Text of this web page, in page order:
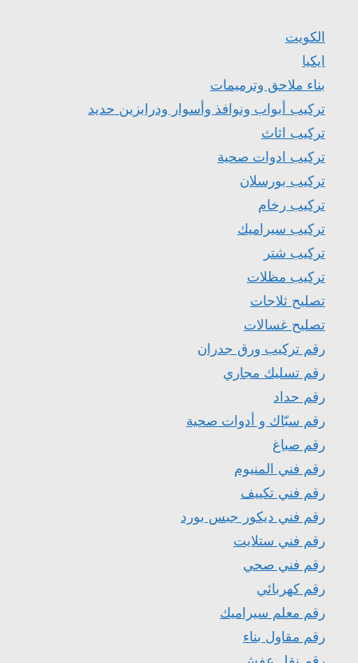
الكويت
ايكيا
بناء ملاحق وترميمات
تركيب أبواب ونوافذ وأسوار ودرابزين حديد
تركيب اثاث
تركيب ادوات صحية
تركيب بورسلان
تركيب رخام
تركيب سيراميك
تركيب شتر
تركيب مظلات
تصليح ثلاجات
تصليح غسالات
رقم تركيب ورق جدران
رقم تسليك مجاري
رقم حداد
رقم سبّاك و أدوات صحية
رقم صباغ
رقم فني المنيوم
رقم فني تكييف
رقم فني ديكور جبس بورد
رقم فني ستلايت
رقم فني صحي
رقم كهربائي
رقم معلم سيراميك
رقم مقاول بناء